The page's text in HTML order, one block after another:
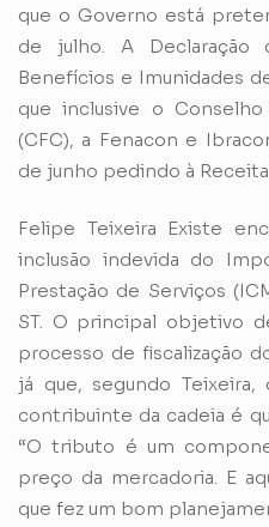
que o Governo está
de julho. A Declaração
Benefícios e Imunidades
que inclusive o
(CFC), a Fenacon e
de junho pedindo à
Felipe Teixeira Existe
inclusão indevida do
Prestação de Serviços
ST. O principal objetivo
processo de fiscalização
já que, segundo
contribuinte da cadeia é
“O tributo é um
preço da mercadoria. E
que fez um bom